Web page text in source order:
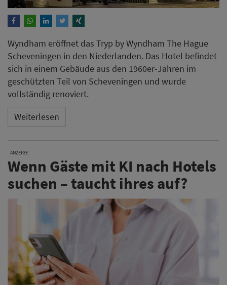
Wyndham eröffnet das Tryp by Wyndham The Hague
Scheveningen in den Niederlanden. Das Hotel befindet
sich in einem Gebäude aus den 1960er-Jahren im
geschützten Teil von Scheveningen und wurde
vollständig renoviert.
Weiterlesen
ANZEIGE
Wenn Gäste mit KI nach Hotels
suchen – taucht ihres auf?